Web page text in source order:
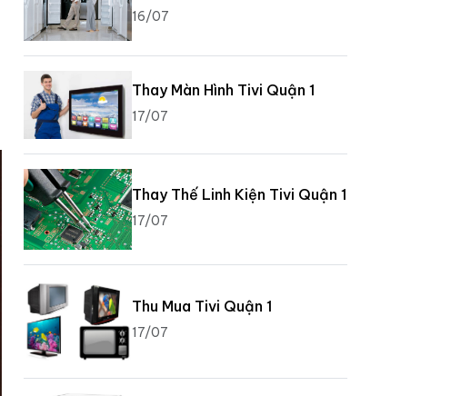
16/07
Thay Màn Hình Tivi Quận 1
17/07
Thay Thế Linh Kiện Tivi Quận 1
17/07
Thu Mua Tivi Quận 1
17/07